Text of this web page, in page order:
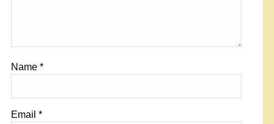
Name *
Email *